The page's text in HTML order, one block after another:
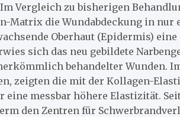
Vergleich zu bisherigen
Matrix die Wundabdeckung in nur
Oberhaut (Epidermis)
sich das neu gebildete
behandelter Wunden.
zeigten die mit der Kollagen-
eine messbar höhere Elastizität.
den Zentren für